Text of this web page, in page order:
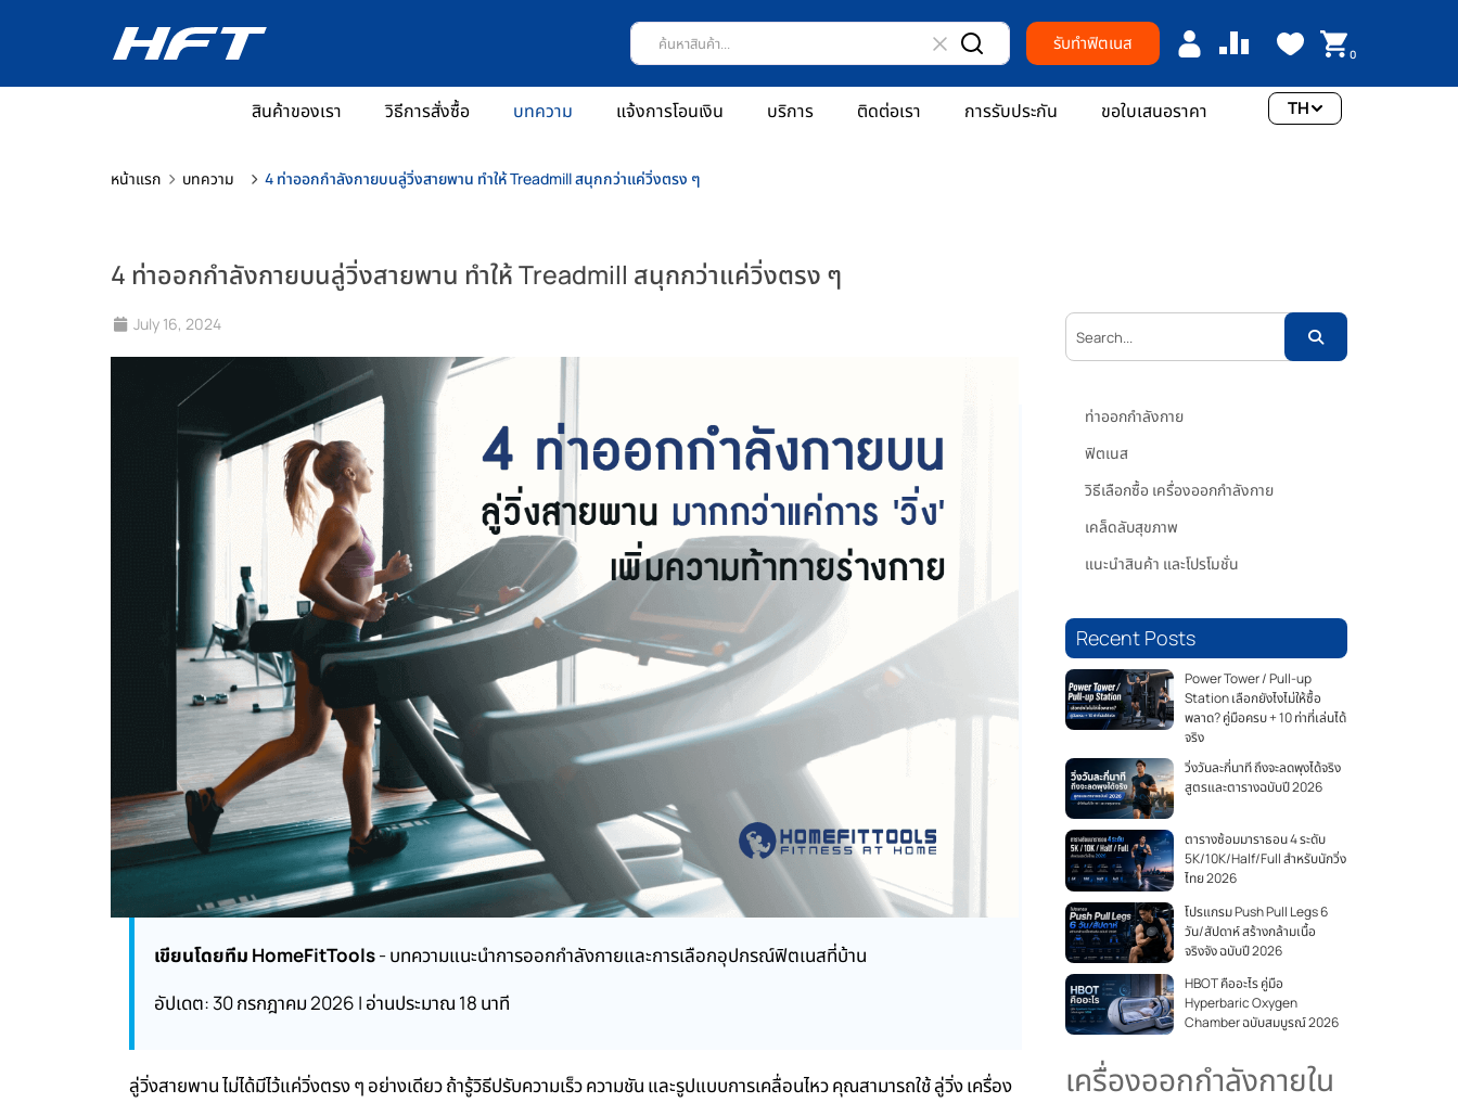
รับทำฟิตเนส 0
สินค้าของเรา วิธีการสั่งซื้อ บทความ แจ้งการโอนเงิน บริการ ติดต่อเรา การรับประกัน ขอใบเสนอราคา TH
หน้าแรก บทความ 4 ท่าออกกำลังกายบนลู่วิ่งสายพาน ทำให้ Treadmill สนุกกว่าแค่วิ่งตรง ๆ
4 ท่าออกกำลังกายบนลู่วิ่งสายพาน ทำให้ Treadmill สนุกกว่าแค่วิ่งตรง ๆ
July 16, 2024
เขียนโดยทีม HomeFitTools- บทความแนะนำการออกกำลังกายและการเลือกอุปกรณ์ฟิตเนสที่บ้าน
อัปเดต: 30 กรกฎาคม 2026 | อ่านประมาณ 18 นาที
ลู่วิ่งสายพาน ไม่ได้มีไว้แค่วิ่งตรง ๆ อย่างเดียว ถ้ารู้วิธีปรับความเร็ว ความชัน และรูปแบบการเคลื่อนไหว คุณสามารถใช้ ลู่วิ่ง เครื่อง
ท่าออกกำลังกาย
ฟิตเนส
วิธีเลือกซื้อ เครื่องออกกำลังกาย
เคล็ดลับสุขภาพ
แนะนำสินค้า และโปรโมชั่น
Recent Posts
Power Tower / Pull-up
Station เลือกยังไงไม่ให้ซื้อ
พลาด? คู่มือครบ + 10 ท่าที่เล่นได้
จริง
วิ่งวันละกี่นาที ถึงจะลดพุงได้จริง
สูตรและตารางฉบับปี 2026
ตารางซ้อมมาราธอน 4 ระดับ
5K/10K/Half/Full สำหรับนักวิ่ง
ไทย 2026
โปรแกรม Push Pull Legs 6
วัน/สัปดาห์ สร้างกล้ามเนื้อ
จริงจัง ฉบับปี 2026
HBOT คืออะไร คู่มือ
Hyperbaric Oxygen
Chamber ฉบับสมบูรณ์ 2026
เครื่องออกกำลังกายใน